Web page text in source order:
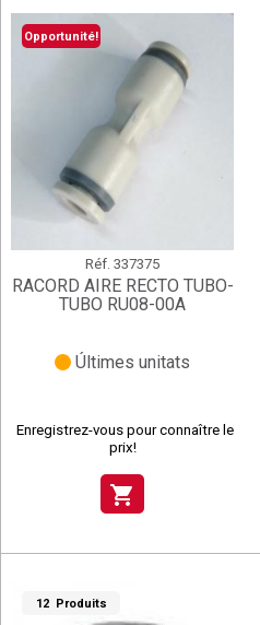
Opportunité!
Réf. 337375
RACORD AIRE RECTO TUBO-
TUBO RU08-00A
Últimes unitats
Enregistrez-vous pour connaître le
prix!
shopping_cart
12 Produits